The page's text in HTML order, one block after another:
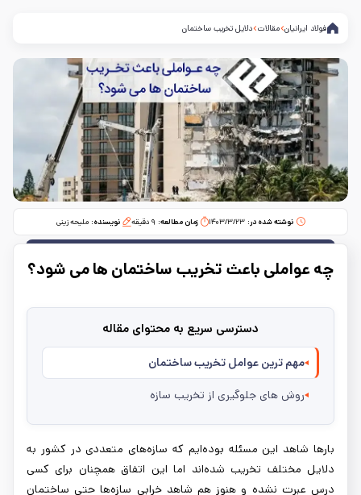
فولاد ایرانیان مقالات دلایل تخریب ساختمان
نوشته شده در: ۱۴۰۳/۳/۲۳ زمان مطالعه:‌ ۹ دقیقه نویسنده: ملیحه زینی
چه عواملی باعث تخریب ساختمان ‌ها می ‌شود؟
دسترسی سریع به محتوای مقاله
مهم ترین عوامل تخریب ساختمان
روش های جلوگیری از تخریب سازه
بارها شاهد این مسئله بوده‌ایم که سازه‌های متعددی در کشور به
دلایل مختلف تخریب شده‌اند اما این اتفاق همچنان برای کسی
درس عبرت نشده و هنوز هم شاهد خرابی سازه‌ها حتی ساختمان